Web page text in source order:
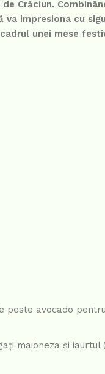
Crăciun.
impresiona cu
unei mese
peste avocado
maioneza și iaurtul